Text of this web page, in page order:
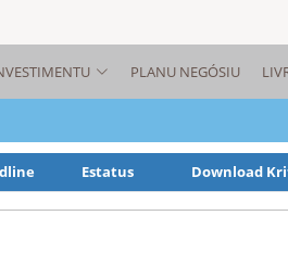
PLANU NEGÓSIU
Estatus Download